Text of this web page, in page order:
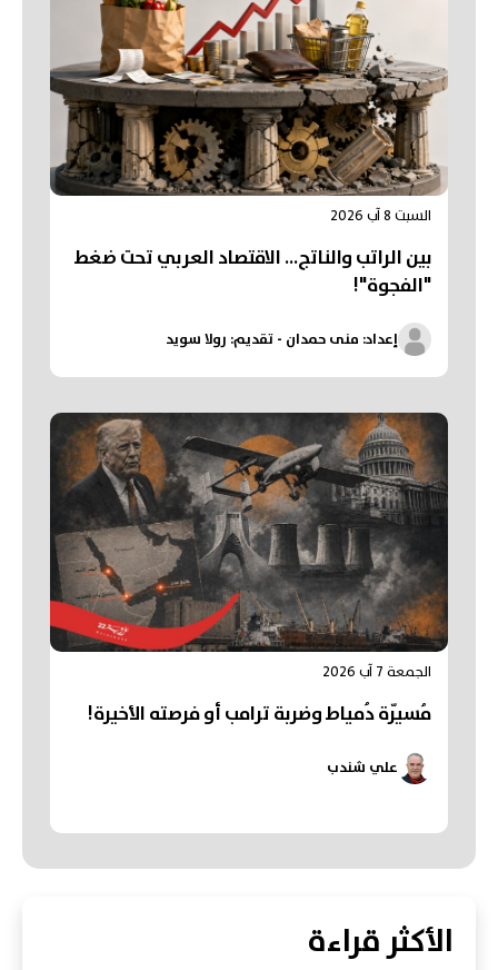
السبت 8 آب 2026
بين الراتب والناتج… الاقتصاد العربي تحت ضغط
"الفجوة"!
إعداد: منى حمدان - تقديم: رولا سويد
الجمعة 7 آب 2026
مُسيّرة دُمياط وضربة ترامب أو فرصته الأخيرة!
علي شندب
الأكثر قراءة